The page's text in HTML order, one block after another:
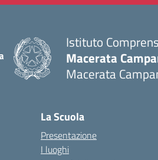
Istituto
Macerata
Macerata
La Scuola
Presentazione
I luoghi